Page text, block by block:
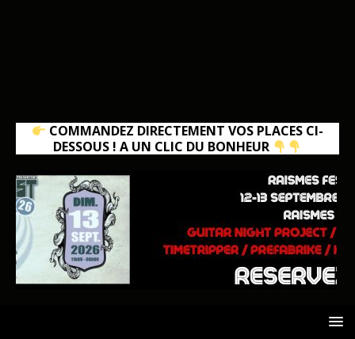
COMMANDEZ DIRECTEMENT VOS PLACES CI-
DESSOUS ! A UN CLIC DU BONHEUR